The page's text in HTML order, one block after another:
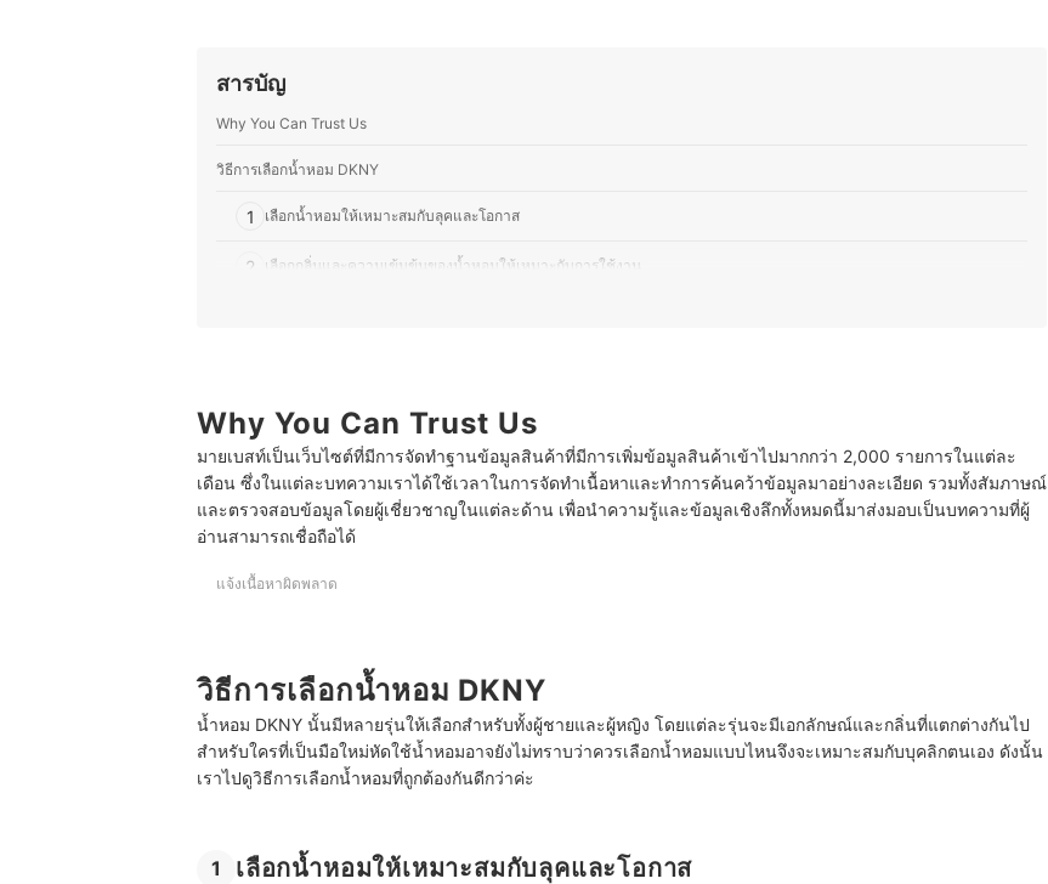
ประวัติของ ชลิตา ชำนาญเมือง (เบสท์)
สารบัญ
Why You Can Trust Us
วิธีการเลือกน้ำหอม DKNY
1 เลือกน้ำหอมให้เหมาะสมกับลุคและโอกาส
2 เลือกกลิ่นและความเข้มข้นของน้ำหอมให้เหมาะกับการใช้งาน
Why You Can Trust Us
มายเบสท์เป็นเว็บไซต์ที่มีการจัดทำฐานข้อมูลสินค้าที่มีการเพิ่มข้อมูลสินค้าเข้าไปมากกว่า 2,000 รายการในแต่ละ
เดือน ซึ่งในแต่ละบทความเราได้ใช้เวลาในการจัดทำเนื้อหาและทำการค้นคว้าข้อมูลมาอย่างละเอียด รวมทั้งสัมภาษณ์
และตรวจสอบข้อมูลโดยผู้เชี่ยวชาญในแต่ละด้าน เพื่อนำความรู้และข้อมูลเชิงลึกทั้งหมดนี้มาส่งมอบเป็นบทความที่ผู้
อ่านสามารถเชื่อถือได้
แจ้งเนื้อหาผิดพลาด
วิธีการเลือกน้ำหอม DKNY
น้ำหอม DKNY นั้นมีหลายรุ่นให้เลือกสำหรับทั้งผู้ชายและผู้หญิง โดยแต่ละรุ่นจะมีเอกลักษณ์และกลิ่นที่แตกต่างกันไป
สำหรับใครที่เป็นมือใหม่หัดใช้น้ำหอมอาจยังไม่ทราบว่าควรเลือกน้ำหอมแบบไหนจึงจะเหมาะสมกับบุคลิกตนเอง ดังนั้น
เราไปดูวิธีการเลือกน้ำหอมที่ถูกต้องกันดีกว่าค่ะ
1 เลือกน้ำหอมให้เหมาะสมกับลุคและโอกาส